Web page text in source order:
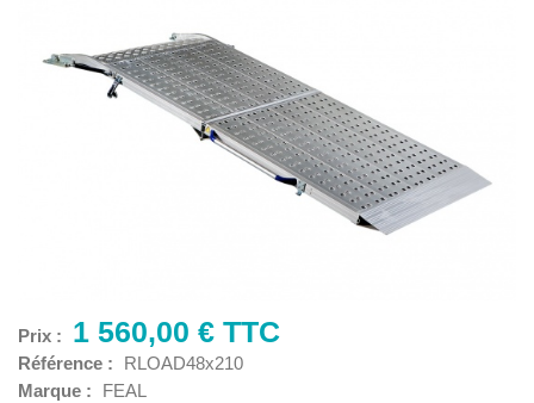
Prix : 1 560,00 € TTC
Référence :
RLOAD48x210
Marque :
FEAL